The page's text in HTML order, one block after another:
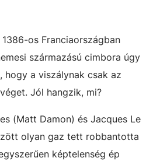
os Franciaországban
származású cimbora úgy
hogy a viszálynak csak az
Jól hangzik, mi?
(Matt Damon) és Jacques Le
olyan gaz tett robbantotta
képtelenség ép